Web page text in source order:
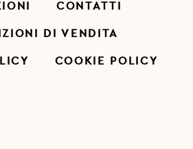
CONTATTI
DI VENDITA
COOKIE POLICY